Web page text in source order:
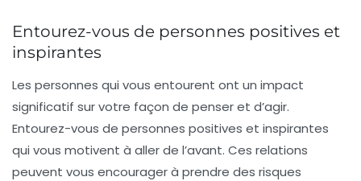
Entourez-vous de personnes positives et
inspirantes
Les personnes qui vous entourent ont un impact
significatif sur votre façon de penser et d’agir.
Entourez-vous de personnes positives et inspirantes
qui vous motivent à aller de l’avant. Ces relations
peuvent vous encourager à prendre des risques